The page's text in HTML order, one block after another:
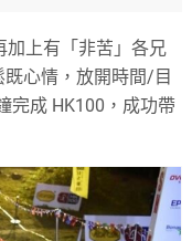
加上有「非苦」各兄
心情，放開時間/目
完成 HK100，成功帶